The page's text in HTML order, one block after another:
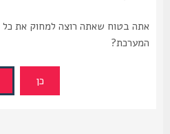
אתה בטוח שאתה רוצה למחוק את כל
המערכת?